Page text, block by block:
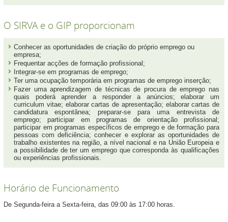
O SIRVA e o GIP proporcionam
Conhecer as oportunidades de criação do próprio emprego ou
empresa;
Frequentar acções de formação profissional;
Integrar-se em programas de emprego;
Ter uma ocupação temporária em programas de emprego inserção;
Fazer uma aprendizagem de técnicas de procura de emprego nas
quais poderá aprender a responder a anúncios; elaborar um
curriculum vitae; elaborar cartas de apresentação; elaborar cartas de
candidatura espontânea; preparar-se para uma entrevista de
emprego; participar em programas de orientação profissional;
participar em programas específicos de emprego e de formação para
pessoas com deficiência; conhecer e explorar as oportunidades de
trabalho existentes na região, a nível nacional e na União Europeia e
a possibilidade de ter um emprego que corresponda às qualificações
ou experiências profissionais.
Horário de Funcionamento
De Segunda-feira a Sexta-feira, das 09:00 às 17:00 horas.